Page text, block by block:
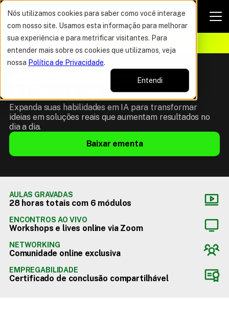
Nós utilizamos cookies para saber como você interage
com nosso site. Usamos esta informação para melhorar
sua experiência e para metrificar visitantes. Para
entender mais sobre os cookies que utilizamos, veja
nossa Política de Privacidade.
Entendi
OFERTA DO ANO VAGAS POR TEMPO LIMITADO
NOVA FORMAÇÃO! INCLUÍDO NO MEMBERSHIP
AI Product Builders
Expanda suas habilidades em IA para transformar
ideias em soluções reais que aumentam resultados no
dia a dia.
Baixar ementa
AULAS GRAVADAS
28 horas totais com 6 módulos
ENCONTROS AO VIVO
Workshops e lives online via Zoom
NETWORKING
Comunidade online exclusiva
EMPREGABILIDADE
Certificado de conclusão compartilhável